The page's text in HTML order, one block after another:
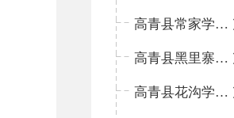
高青县常家学区中心小学
高青县黑里寨学区中心小学
高青县花沟学区中心小学